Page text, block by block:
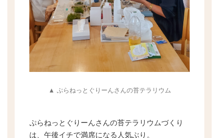
▲ ぷらねっとぐりーんさんの苔テラリウム
ぷらねっとぐりーんさんの苔テラリウムづくり
は、午後イチで満席になる人気ぶり。